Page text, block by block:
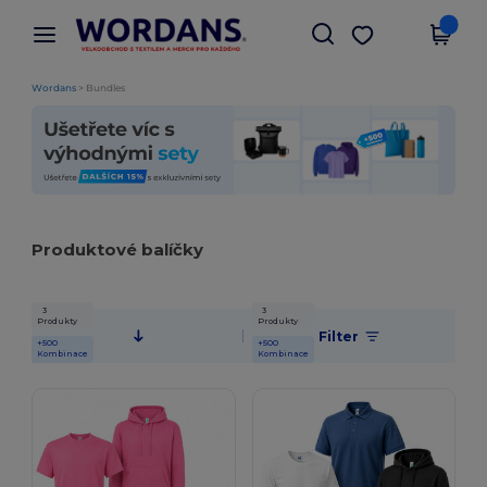
× Aplikace Wordans
Lepší ceny v aplikaci!
Stáhnout app
Wordans > Bundles
Produktové balíčky
Filter
3
Produkty
+500
Kombinace
3
Produkty
+500
Kombinace